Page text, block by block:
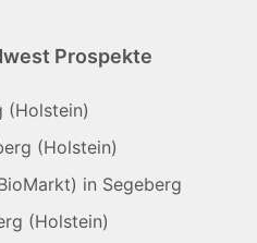
Prospekte
(Holstein)
(Holstein)
in Segeberg
(Holstein)